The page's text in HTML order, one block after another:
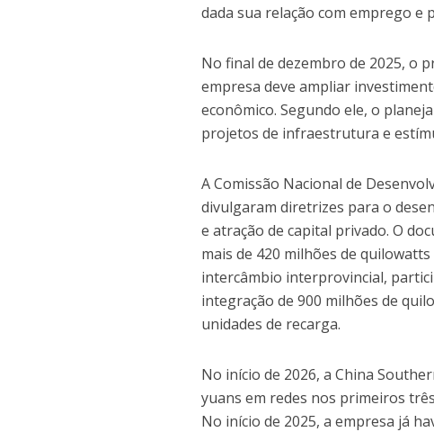
dada sua relação com emprego e
No final de dezembro de 2025, o
empresa deve ampliar
econômico. Segundo ele, o
projetos de infraestrutura e
A Comissão Nacional de
divulgaram diretrizes para o
e atração de capital privado. O
mais de 420 milhões de
intercâmbio interprovincial,
integração de 900 milhões de
unidades de recarga.
No início de 2026, a China
yuans em redes nos primeiros
No início de 2025, a empresa já